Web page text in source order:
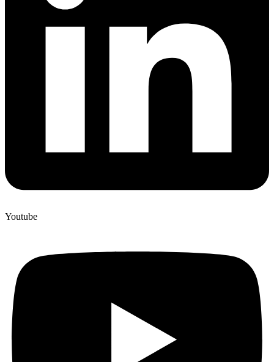
Youtube